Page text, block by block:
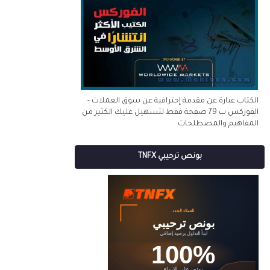
الكتاب عبارة عن مقدمة إحترافية عن سوق العملات -
الفوركس ب 79 صفحة فقط لتسهيل عليك الكثير من
المفاهيم والمصطلحات
بونص ترحيبي TNFX